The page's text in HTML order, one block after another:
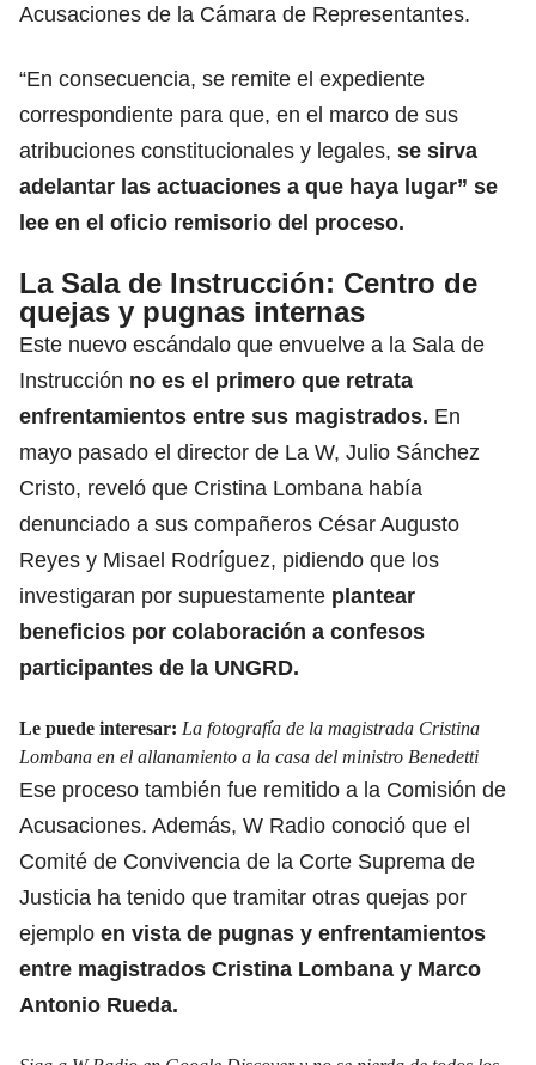
Acusaciones de la Cámara de Representantes.
“En consecuencia, se remite el expediente
correspondiente para que, en el marco de sus
atribuciones constitucionales y legales, se sirva
adelantar las actuaciones a que haya lugar” se
lee en el oficio remisorio del proceso.
La Sala de Instrucción: Centro de
quejas y pugnas internas
Este nuevo escándalo que envuelve a la Sala de
Instrucción no es el primero que retrata
enfrentamientos entre sus magistrados. En
mayo pasado el director de La W, Julio Sánchez
Cristo, reveló que Cristina Lombana había
denunciado a sus compañeros César Augusto
Reyes y Misael Rodríguez, pidiendo que los
investigaran por supuestamente plantear
beneficios por colaboración a confesos
participantes de la UNGRD.
Le puede interesar: La fotografía de la magistrada Cristina
Lombana en el allanamiento a la casa del ministro Benedetti
Ese proceso también fue remitido a la Comisión de
Acusaciones. Además, W Radio conoció que el
Comité de Convivencia de la Corte Suprema de
Justicia ha tenido que tramitar otras quejas por
ejemplo en vista de pugnas y enfrentamientos
entre magistrados Cristina Lombana y Marco
Antonio Rueda.